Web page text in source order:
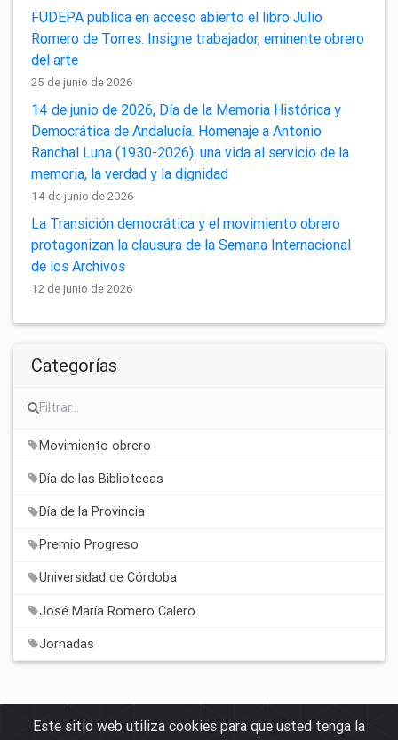
FUDEPA publica en acceso abierto el libro Julio
Romero de Torres. Insigne trabajador, eminente obrero
del arte
25 de junio de 2026
14 de junio de 2026, Día de la Memoria Histórica y
Democrática de Andalucía. Homenaje a Antonio
Ranchal Luna (1930-2026): una vida al servicio de la
memoria, la verdad y la dignidad
14 de junio de 2026
La Transición democrática y el movimiento obrero
protagonizan la clausura de la Semana Internacional
de los Archivos
12 de junio de 2026
Categorías
Movimiento obrero
Día de las Bibliotecas
Día de la Provincia
Premio Progreso
Universidad de Córdoba
José María Romero Calero
Jornadas
Este sitio web utiliza cookies para que usted tenga la